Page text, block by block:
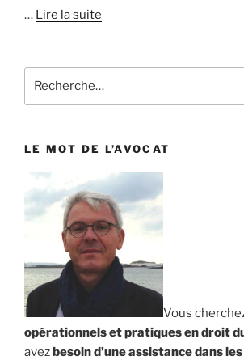
… Lire la suite
LE MOT DE L’AVOCAT
Vous
opérationnels et pratiques en droit
avezbesoin d’une assistance dans